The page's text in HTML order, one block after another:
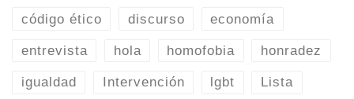
código ético discurso economía
entrevista hola homofobia honradez
igualdad Intervención lgbt Lista